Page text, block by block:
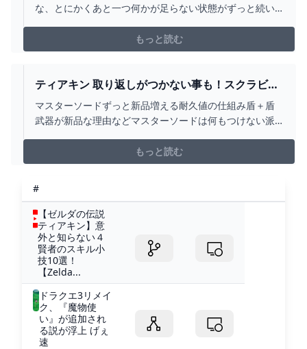
な、とにかくあと一つ何かが足らない状態がずっと続い
ャ、馬宿、村跡、深穴などなど達成率に関わる...
もっと読む
ティアキン 取り返しがつかない事も！スクラビル
ドの隠しルール７選 ゼルダの伝説 ティアーズ オ
ブ ザ キングダム - YOUTUBE
マスターソードずっと新品増える耐久値の仕組み盾＋盾
武器が新品な理由などマスターソードは何もつけない派
ク等記載させて頂きます#スクラビルド#ティアキン#バグ
#小ネタ#裏技#ぶらリンク
もっと読む
#
【ゼルダの伝説
ティアキン】意
外と知らない４
賢者のスキル小
技10選！
【Zelda...
ドラクエ3リメイ
ク、『魔物使
い』が追加され
る説が浮上 げぇ
速